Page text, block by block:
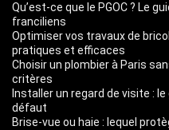
Qu’est-ce que le PGOC ? Le
franciliens
Optimiser vos travaux de
pratiques et efficaces
Choisir un plombier à Paris
critères
Installer un regard de visite :
défaut
Brise-vue ou haie : lequel